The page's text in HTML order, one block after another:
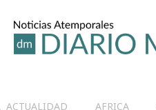
ACTUALIDAD AFRICA